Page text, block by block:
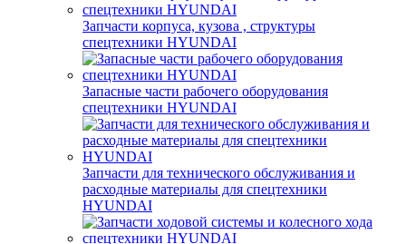
Запчасти корпуса, кузова , структуры
спецтехники HYUNDAI
Запасные части рабочего оборудования
спецтехники HYUNDAI
Запчасти для технического обслуживания и
расходные материалы для спецтехники
HYUNDAI